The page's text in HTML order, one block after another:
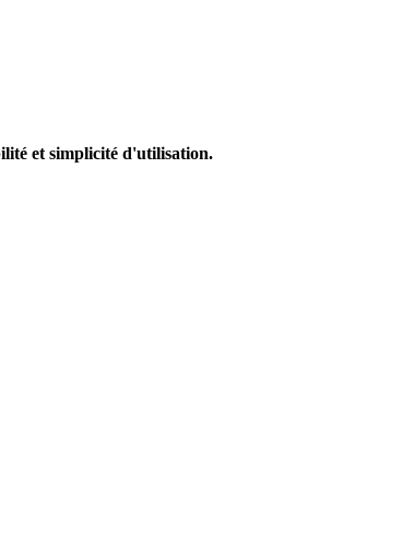
et simplicité d'utilisation.